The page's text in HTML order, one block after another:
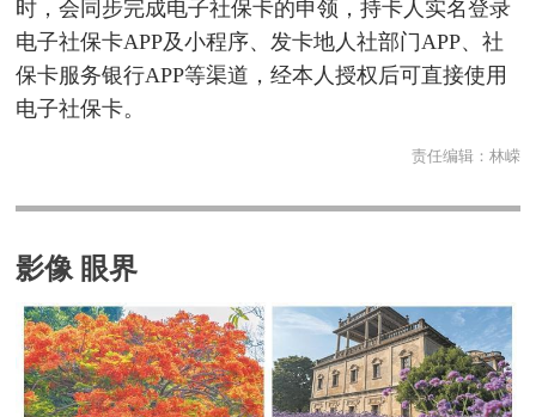
时，会同步完成电子社保卡的申领，持卡人实名登录
电子社保卡APP及小程序、发卡地人社部门APP、社
保卡服务银行APP等渠道，经本人授权后可直接使用
电子社保卡。
责任编辑： 林嵘
影像 眼界